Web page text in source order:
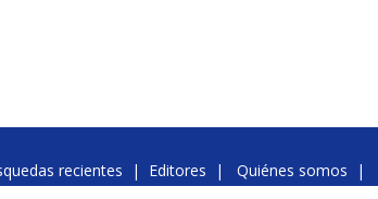
recientes | Editores | Quiénes somos |